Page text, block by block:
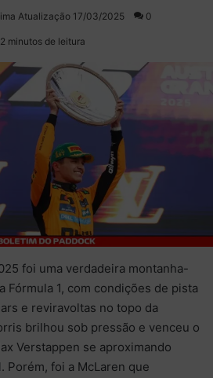
um
mail
Atualização 17/03/2025 0
2 minutos de leitura
foi uma verdadeira montanha-
Fórmula 1, com condições de pista
e reviravoltas no topo da
brilhou sob pressão e venceu o
Verstappen se aproximando
Porém, foi a McLaren que